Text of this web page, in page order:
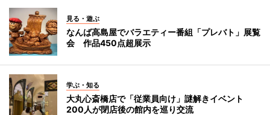
見る・遊ぶ
なんば高島屋でバラエティー番組「プレバト」展覧
会 作品450点超展示
学ぶ・知る
大丸心斎橋店で「従業員向け」謎解きイベント
200人が閉店後の館内を巡り交流